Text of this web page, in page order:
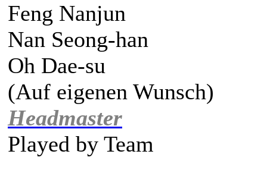
Feng Nanjun
Nan Seong-han
Oh Dae-su
(Auf eigenen Wunsch)
Headmaster
Played by Team